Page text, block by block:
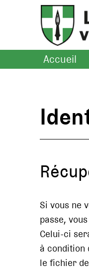
Accueil
Si vous ne
passe,
Celui-ci
à condition
le fichier